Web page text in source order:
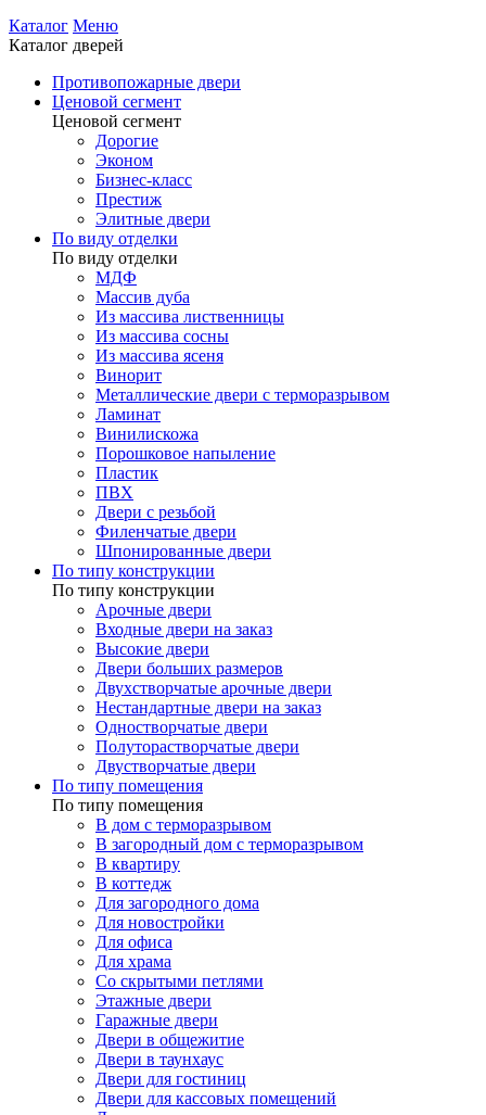
Каталог Меню
Каталог дверей
Противопожарные двери
Ценовой сегмент
Ценовой сегмент
Дорогие
Эконом
Бизнес-класс
Престиж
Элитные двери
По виду отделки
По виду отделки
МДФ
Массив дуба
Из массива лиственницы
Из массива сосны
Из массива ясеня
Винорит
Металлические двери с терморазрывом
Ламинат
Винилискожа
Порошковое напыление
Пластик
ПВХ
Двери с резьбой
Филенчатые двери
Шпонированные двери
По типу конструкции
По типу конструкции
Арочные двери
Входные двери на заказ
Высокие двери
Двери больших размеров
Двухстворчатые арочные двери
Нестандартные двери на заказ
Одностворчатые двери
Полуторастворчатые двери
Двустворчатые двери
По типу помещения
По типу помещения
В дом с терморазрывом
В загородный дом с терморазрывом
В квартиру
В коттедж
Для загородного дома
Для новостройки
Для офиса
Для храма
Со скрытыми петлями
Этажные двери
Гаражные двери
Двери в общежитие
Двери в таунхаус
Двери для гостиниц
Двери для кассовых помещений